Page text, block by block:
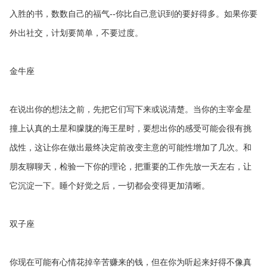
入胜的书，数数自己的福气--你比自己意识到的要好得多。如果你要
外出社交，计划要简单，不要过度。
金牛座
在说出你的想法之前，先把它们写下来或说清楚。当你的主宰金星
撞上认真的土星和朦胧的海王星时，要想出你的感受可能会很有挑
战性，这让你在做出最终决定前改变主意的可能性增加了几次。和
朋友聊聊天，检验一下你的理论，把重要的工作先放一天左右，让
它沉淀一下。睡个好觉之后，一切都会变得更加清晰。
双子座
你现在可能有心情花掉辛苦赚来的钱，但在你为听起来好得不像真